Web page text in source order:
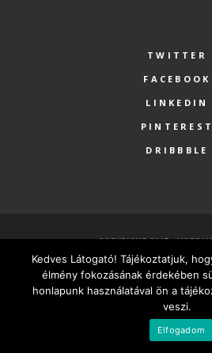
TWITTER
FACEBOOK
LINKEDIN
PINTEREST
DRIBBBLE
COPYRIGHT 2017 -
FŐOLDAL SZOLGÁLTATÁSOK
KAPCSOLAT MINDEN
MAGYAR
Kedves Látogató! Tájékoztatjuk,
élmény fokozásának érdekében
honlapunk használatával ön a
veszi.
Elfogadom